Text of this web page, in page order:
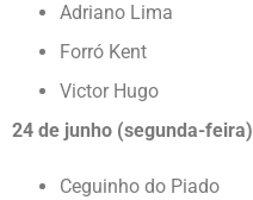
Adriano Lima
Forró Kent
Victor Hugo
24 de junho (segunda-feira)
Ceguinho do Piado